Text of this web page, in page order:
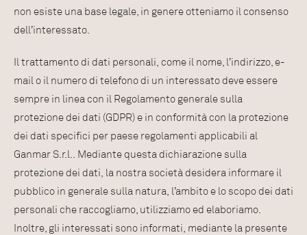
non esiste una base legale, in genere otteniamo il consenso
dell’interessato.
Il trattamento di dati personali, come il nome, l’indirizzo, e-
mail o il numero di telefono di un interessato deve essere
sempre in linea con il Regolamento generale sulla
protezione dei dati (GDPR) e in conformità con la protezione
dei dati specifici per paese regolamenti applicabili al
Ganmar S.r.l.. Mediante questa dichiarazione sulla
protezione dei dati, la nostra società desidera informare il
pubblico in generale sulla natura, l’ambito e lo scopo dei dati
personali che raccogliamo, utilizziamo ed elaboriamo.
Inoltre, gli interessati sono informati, mediante la presente